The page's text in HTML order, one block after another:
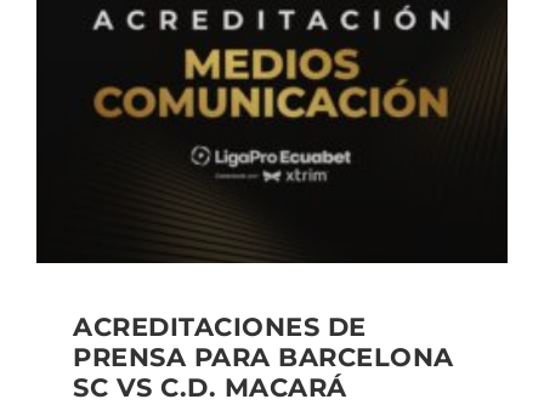
ACREDITACIONES DE
PRENSA PARA BARCELONA
SC VS C.D. MACARÁ